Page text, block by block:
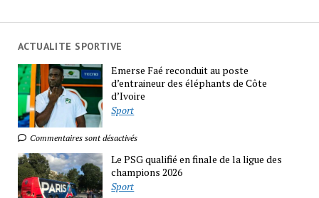
ACTUALITE SPORTIVE
Emerse Faé reconduit au poste
d’entraineur des éléphants de Côte
d’Ivoire
Sport
Commentaires sont désactivés
Le PSG qualifié en finale de la ligue des
champions 2026
Sport